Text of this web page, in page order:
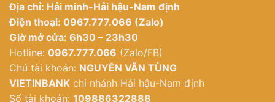
Địa chỉ: Hải minh-Hải hậu-Nam định
Điện thoại: 0967.777.066 (Zalo)
Giờ mở cửa: 6h30 – 23h30
Hotline: 0967.777.066 (Zalo/FB)
Chủ tài khoản: NGUYỄN VĂN TÙNG
VIETINBANK chi nhánh Hải hậu-Nam định
Số tài khoản: 109886322888